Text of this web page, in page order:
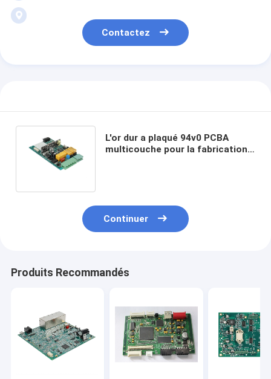
Contactez
L'or dur a plaqué 94v0 PCBA
multicouche pour la fabrication
Continuer
Produits Recommandés